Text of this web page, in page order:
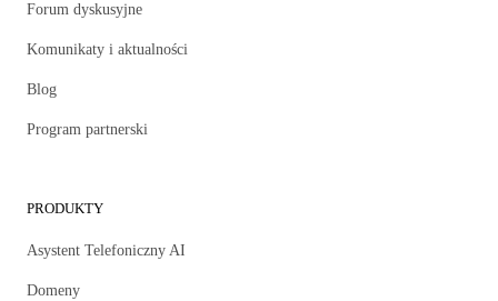
Forum dyskusyjne
Komunikaty i aktualności
Blog
Program partnerski
PRODUKTY
Asystent Telefoniczny AI
Domeny